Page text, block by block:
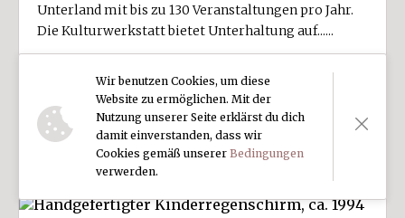
Unterland mit bis zu 130 Veranstaltungen pro Jahr.
Die Kulturwerkstatt bietet Unterhaltung auf......
2019-08-05 - Anonym
Erzeugnisse Gebäude Kultur
Unternehmen
Wir benutzen Cookies, um diese
Website zu ermöglichen. Mit der
Nutzung unserer Seite erklärst du dich
damit einverstanden, dass wir
Cookies gemäß unserer Bedingungen
verwerden.